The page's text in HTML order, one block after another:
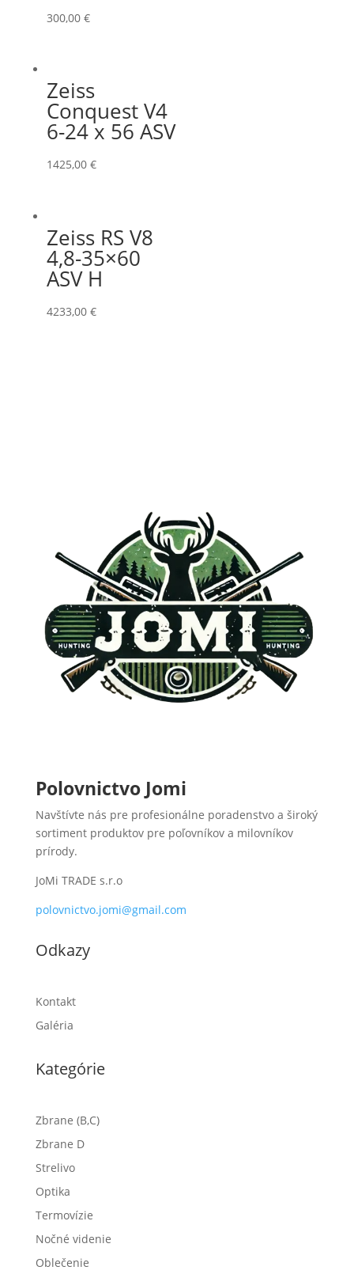
300,00 €
Zeiss
Conquest V4
6-24 x 56 ASV
1425,00 €
Zeiss RS V8
4,8-35×60
ASV H
4233,00 €
Polovnictvo Jomi
Navštívte nás pre profesionálne poradenstvo a široký
sortiment produktov pre poľovníkov a milovníkov
prírody.
JoMi TRADE s.r.o
polovnictvo.jomi@gmail.com
Odkazy
Kontakt
Galéria
Kategórie
Zbrane (B,C)
Zbrane D
Strelivo
Optika
Termovízie
Nočné videnie
Oblečenie